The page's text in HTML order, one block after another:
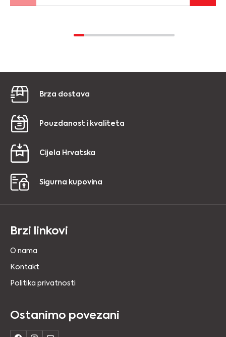
Brza dostava
Pouzdanost i kvaliteta
Cijela Hrvatska
Sigurna kupovina
Brzi linkovi
O nama
Kontakt
Politika privatnosti
Ostanimo povezani